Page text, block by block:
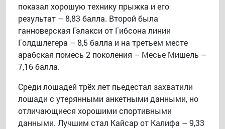
показал хорошую технику прыжка и его
результат – 8,83 балла. Второй была
ганноверская Гэлакси от Гибсона линии
Голдшлегера – 8,5 балла и на третьем месте
арабская помесь 2 поколения – Месье Мишель –
7,16 балла.
Среди лошадей трёх лет пьедестал захватили
лошади с утерянными анкетными данными, но
отличающиеся хорошими спортивными
данными. Лучшим стал Кайсар от Калифа – 9,33